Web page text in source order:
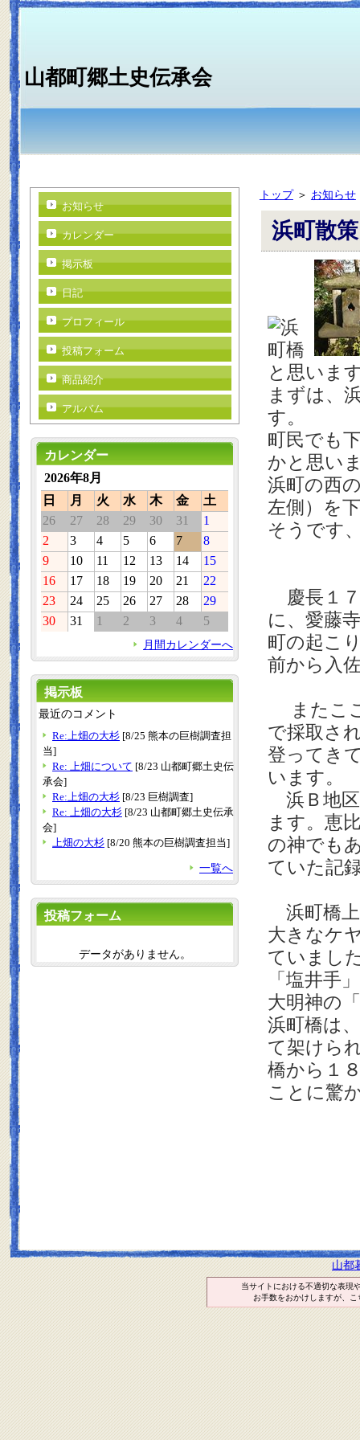
山都町郷土史伝承会
トップ＞ お知らせ
浜町散
と思いま
まずは、
す。
町民でも
かと思い
浜町の西
左側）を
そうです
慶長１
に、愛藤
町の起こ
前から入
またこ
で採取さ
登ってき
います。
浜Ｂ地区
ます。恵
の神でも
ていた記
浜町橋上
大きなケ
ていまし
「塩井手
大明神の
浜町橋は
て架けら
橋から１
ことに驚
お知らせ
カレンダー
掲示板
日記
プロフィール
投稿フォーム
商品紹介
アルバム
カレンダー
2026年8月
日
月 火 水 木 金
土
26
27 28 29 30 31
1
2
3 4 5 6 7
8
9
10 11 12 13 14
15
16
17 18 19 20 21
22
23
24 25 26 27 28
29
30
31 1 2 3 4 5
月間カレンダーへ
掲示板
最近のコメント
Re:上畑の大杉 [8/25 熊本の巨樹調査担
当]
Re: 上畑について [8/23 山都町郷土史伝
承会]
Re:上畑の大杉 [8/23 巨樹調査]
Re: 上畑の大杉 [8/23 山都町郷土史伝承
会]
上畑の大杉 [8/20 熊本の巨樹調査担当]
一覧へ
投稿フォーム
データがありません。
山都
当サイトにおける不適切な表現
お手数をおかけしますが、こ